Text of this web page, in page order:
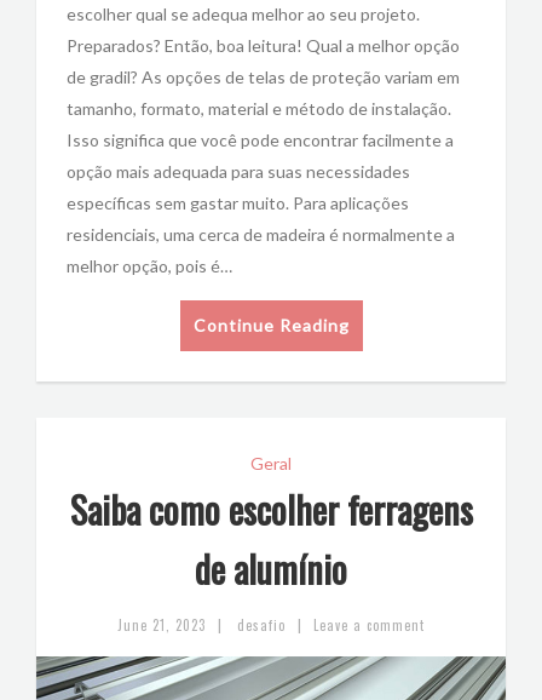
escolher qual se adequa melhor ao seu projeto.
Preparados? Então, boa leitura! Qual a melhor opção
de gradil? As opções de telas de proteção variam em
tamanho, formato, material e método de instalação.
Isso significa que você pode encontrar facilmente a
opção mais adequada para suas necessidades
específicas sem gastar muito. Para aplicações
residenciais, uma cerca de madeira é normalmente a
melhor opção, pois é…
Continue Reading
Geral
Saiba como escolher ferragens
de alumínio
June 21, 2023 | desafio | Leave a comment